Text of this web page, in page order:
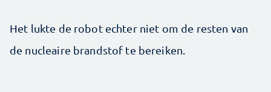
Het lukte de robot echter niet om de resten van
de nucleaire brandstof te bereiken.